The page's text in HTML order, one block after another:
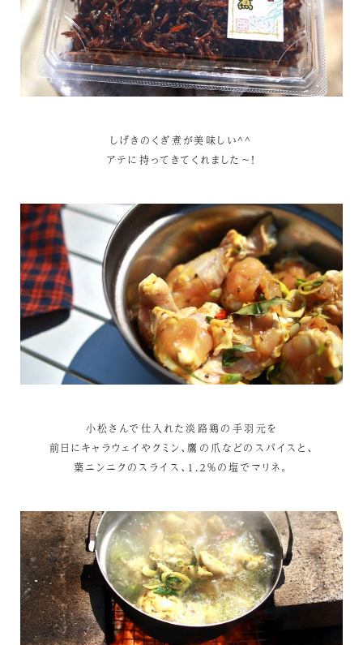
しげきのくぎ煮が美味しい^^
アテに持ってきてくれました～！
小松さんで仕入れた淡路鶏の手羽元を
前日にキャラウェイやクミン、鷹の爪などのスパイスと、
葉ニンニクのスライス、１.２％の塩でマリネ。